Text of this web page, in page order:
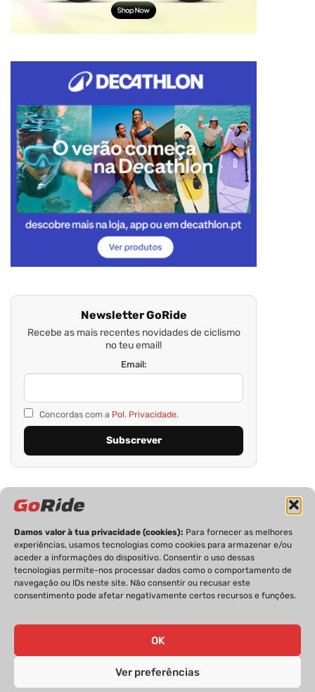
Damos valor à tua privacidade (cookies): Para fornecer as melhores
experiências, usamos tecnologias como cookies para armazenar e/ou
aceder a informações do dispositivo. Consentir o uso dessas
tecnologias permite-nos processar dados como o comportamento de
navegação ou IDs neste site. Não consentir ou recusar este
consentimento pode afetar negativamente certos recursos e funções.
OK
Ver preferências
Newsletter GoRide
Recebe as mais recentes novidades de ciclismo
no teu email!
Email:
Concordas com a Pol. Privacidade.
PRIVACIDADE FICHA TÉCNICA
ESTATUTO EDITORIAL
POLÍTICA DE COOKIES
CONTACTOS
GoRide 2026 | Todos os direitos reservados.